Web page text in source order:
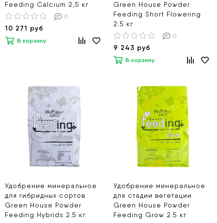
Feeding Calcium 2,5 кг
0
10 271 руб
В корзину
Green House Powder
Feeding Short Flowering
2.5 кг
0
9 243 руб
В корзину
Удобрение минеральное
для гибридных сортов
Green House Powder
Feeding Hybrids 2.5 кг
Удобрение минеральное
для стадии вегетации
Green House Powder
Feeding Grow 2.5 кг